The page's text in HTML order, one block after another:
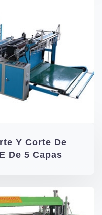
Y Corte De
De 5 Capas